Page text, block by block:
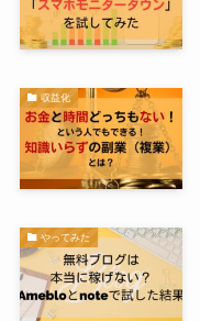
収益化
やってみた